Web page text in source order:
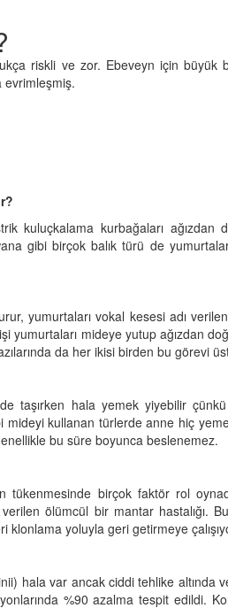
riskli ve zor. Ebeveyn için büyük
evrimleşmiş.
kuluçkalama kurbağaları ağızdan
gibi birçok balık türü de
yumurtaları vokal kesesi adı
yumurtaları mideye yutup ağızdan
da her ikisi birden bu görevi
taşırken hala yemek yiyebilir
mideyi kullanan türlerde anne hiç
bu süre boyunca beslenemez.
tükenmesinde birçok faktör rol
ölümcül bir mantar hastalığı.
yoluyla geri getirmeye
hala var ancak ciddi tehlike altında
%90 azalma tespit edildi.